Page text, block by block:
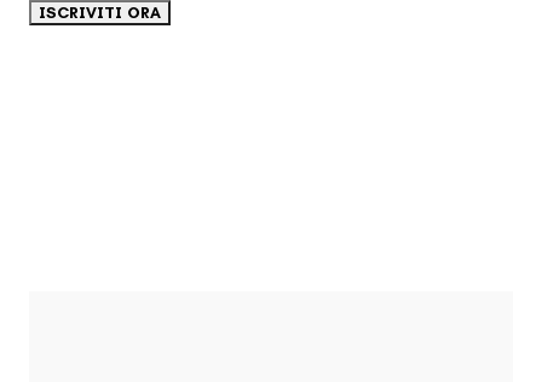
ISCRIVITI ORA